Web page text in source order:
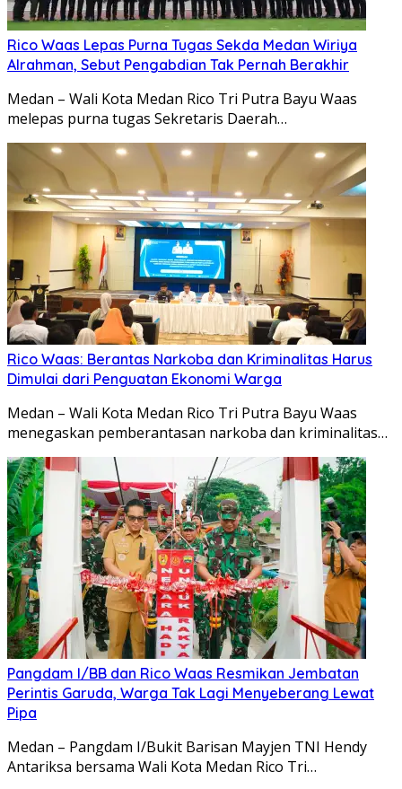
Rico Waas Lepas Purna Tugas Sekda Medan Wiriya
Alrahman, Sebut Pengabdian Tak Pernah Berakhir
Medan – Wali Kota Medan Rico Tri Putra Bayu Waas
melepas purna tugas Sekretaris Daerah…
Rico Waas: Berantas Narkoba dan Kriminalitas Harus
Dimulai dari Penguatan Ekonomi Warga
Medan – Wali Kota Medan Rico Tri Putra Bayu Waas
menegaskan pemberantasan narkoba dan kriminalitas…
Pangdam I/BB dan Rico Waas Resmikan Jembatan
Perintis Garuda, Warga Tak Lagi Menyeberang Lewat
Pipa
Medan – Pangdam I/Bukit Barisan Mayjen TNI Hendy
Antariksa bersama Wali Kota Medan Rico Tri…